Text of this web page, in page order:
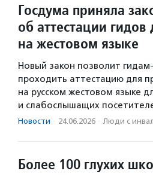
Госдума приняла
об аттестации гидов
на жестовом языке
Новый закон позволит
проходить аттестацию для
на русском жестовом языке
и слабослышащих
Новости · 24.06.2026 · Люди с
Более 100 глухих